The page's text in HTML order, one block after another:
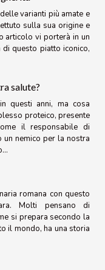
varianti più amate e
sulla sua origine e
articolo vi porterà in un
questo piatto iconico,
salute?
questi anni, ma cosa
proteico, presente
il responsabile di
nemico per la nostra
romana con questo
Molti pensano di
si prepara secondo la
il mondo, ha una storia